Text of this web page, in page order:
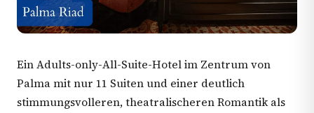
Ein Adults-only-All-Suite-Hotel im Zentrum von
Palma mit nur 11 Suiten und einer deutlich
stimmungsvolleren, theatralischeren Romantik als